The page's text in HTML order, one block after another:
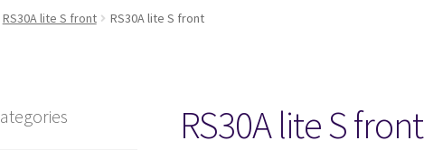
Kuukausihaaste Mitä on FPV?
RS30A lite S front RS30A lite S front
RS30A lite S front